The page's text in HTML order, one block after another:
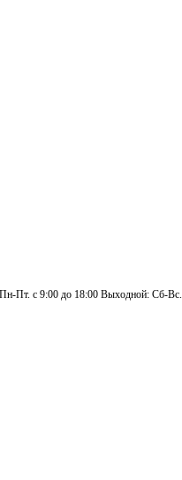
Пн-Пт. с 9:00 до 18:00 Выходной: Сб-Вс.